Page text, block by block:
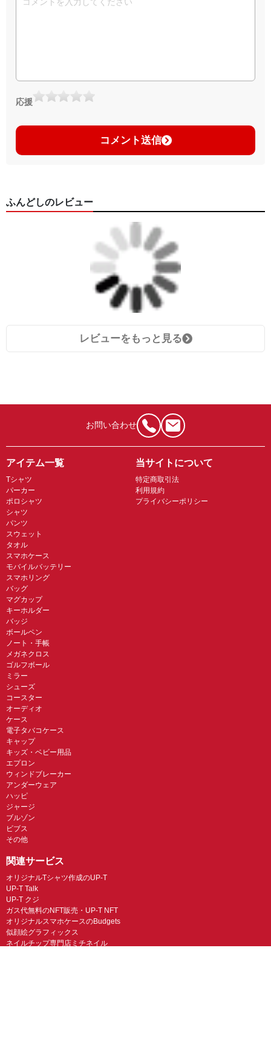
応援
コメント送信
ふんどしのレビュー
レビューをもっと見る
お問い合わせ
アイテム一覧
Tシャツ
パーカー
ポロシャツ
シャツ
パンツ
スウェット
タオル
スマホケース
モバイルバッテリー
スマホリング
バッグ
マグカップ
キーホルダー
バッジ
ボールペン
ノート・手帳
メガネクロス
ゴルフボール
ミラー
シューズ
コースター
オーディオ
ケース
電子タバコケース
キャップ
キッズ・ベビー用品
エプロン
ウィンドブレーカー
アンダーウェア
ハッピ
ジャージ
ブルゾン
ビブス
その他
当サイトについて
特定商取引法
利用規約
プライバシーポリシー
関連サービス
オリジナルTシャツ作成のUP-T
UP-T Talk
UP-T クジ
ガス代無料のNFT販売・UP-T NFT
オリジナルスマホケースのBudgets
似顔絵グラフィックス
ネイルチップ専門店ミチネイル